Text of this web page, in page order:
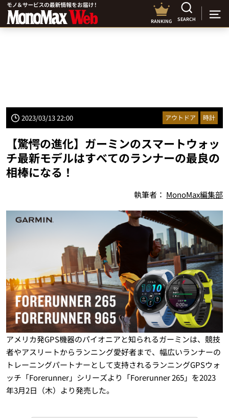
RANKING SEARCH
2023/03/13 22:00 アウトドア 時計
【驚愕の進化】ガーミンのスマートウォッ
チ最新モデルはすべてのランナーの最良の
相棒になる！
執筆者： MonoMax編集部
アメリカ発GPS機器のパイオニアと知られるガーミンは、競技
者やアスリートからランニング愛好者まで、幅広いランナーの
トレーニングパートナーとして支持されるランニングGPSウォ
ッチ「Forerunner」シリーズより「Forerunner 265」を2023
年3月2日（木）より発売した。